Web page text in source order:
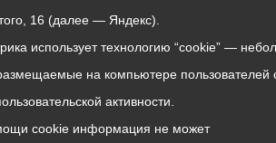
16 (далее — Яндекс).
использует технологию “cookie” —
на компьютере пользователей
активности.
cookie информация не может